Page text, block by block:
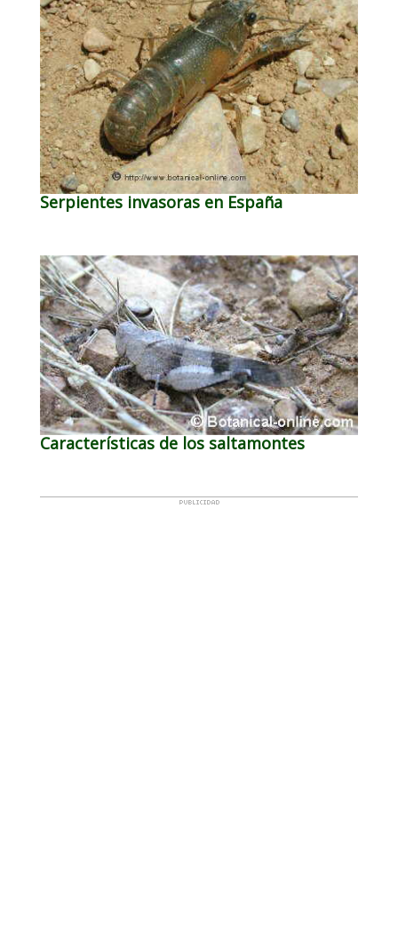
Serpientes invasoras en España
Características de los saltamontes